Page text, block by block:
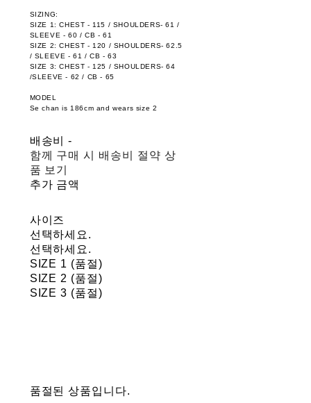
SIZING:
SIZE 1: CHEST - 115 / SHOULDERS- 61 /
SLEEVE - 60 / CB - 61
SIZE 2: CHEST - 120 / SHOULDERS- 62.5
/ SLEEVE - 61 / CB - 63
SIZE 3: CHEST - 125 / SHOULDERS- 64
/SLEEVE - 62 / CB - 65
MODEL
Se chan is 186cm and wears size 2
배송비-
함께 구매 시 배송비 절약 상
품 보기
추가 금액
사이즈
선택하세요.
선택하세요.
SIZE 1 (품절)
SIZE 2 (품절)
SIZE 3 (품절)
품절된 상품입니다.